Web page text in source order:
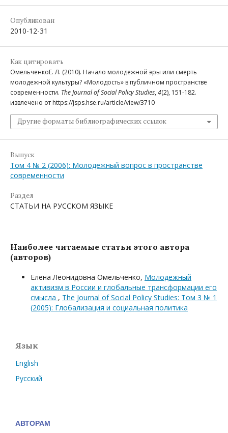
Опубликован
2010-12-31
Как цитировать
ОмельченкоЕ. Л. (2010). Начало молодежной эры или смерть
молодежной культуры? «Молодость» в публичном пространстве
современности. The Journal of Social Policy Studies, 4(2), 151-182.
извлечено от https://jsps.hse.ru/article/view/3710
Другие форматы библиографических ссылок
Выпуск
Том 4 № 2 (2006): Молодежный вопрос в пространстве
современности
Раздел
СТАТЬИ НА РУССКОМ ЯЗЫКЕ
Наиболее читаемые статьи этого автора
(авторов)
Елена Леонидовна Омельченко, Молодежный
активизм в России и глобальные трансформации его
смысла , The Journal of Social Policy Studies: Том 3 № 1
(2005): Глобализация и социальная политика
Язык
English
Русский
АВТОРАМ